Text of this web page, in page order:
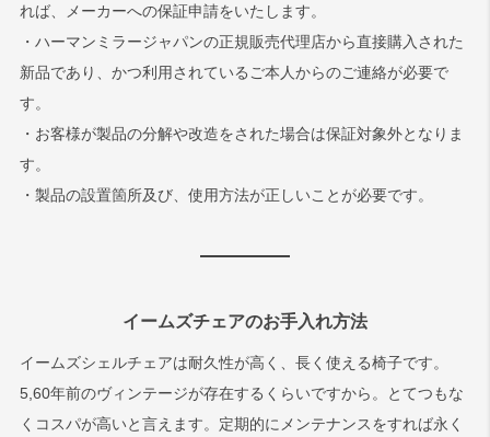
れば、メーカーへの保証申請をいたします。
・ハーマンミラージャパンの正規販売代理店から直接購入された
新品であり、かつ利用されているご本人からのご連絡が必要で
す。
・お客様が製品の分解や改造をされた場合は保証対象外となりま
す。
・製品の設置箇所及び、使用方法が正しいことが必要です。
イームズチェアのお手入れ方法
イームズシェルチェアは耐久性が高く、長く使える椅子です。
5,60年前のヴィンテージが存在するくらいですから。とてつもな
くコスパが高いと言えます。定期的にメンテナンスをすれば永く